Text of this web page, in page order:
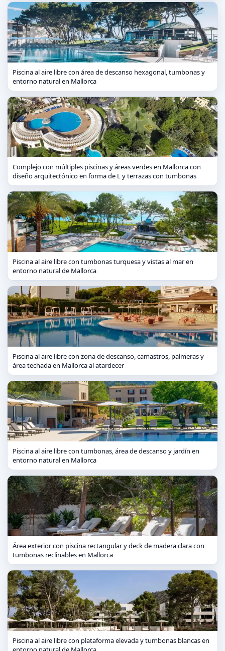
Piscina al aire libre con área de descanso hexagonal, tumbonas y
entorno natural en Mallorca
Complejo con múltiples piscinas y áreas verdes en Mallorca con
diseño arquitectónico en forma de L y terrazas con tumbonas
Piscina al aire libre con tumbonas turquesa y vistas al mar en
entorno natural de Mallorca
Piscina al aire libre con zona de descanso, camastros, palmeras y
área techada en Mallorca al atardecer
Piscina al aire libre con tumbonas, área de descanso y jardín en
entorno natural en Mallorca
Área exterior con piscina rectangular y deck de madera clara con
tumbonas reclinables en Mallorca
Piscina al aire libre con plataforma elevada y tumbonas blancas en